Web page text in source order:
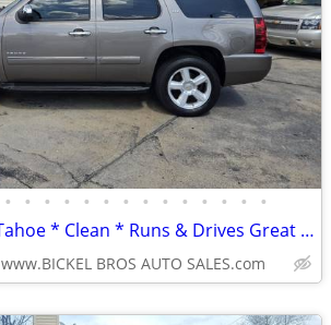
• • • • • • • • • • • • • •
💥💥 2014 Chevy Tahoe * Clean * Runs & Drives Great * Trades * Finance
www.BICKEL BROS AUTO SALES.com